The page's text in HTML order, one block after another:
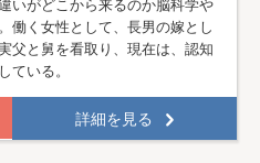
働く女性として、長男の嫁とし
父と舅を看取り、現在は、認知
いる。
詳細を見る